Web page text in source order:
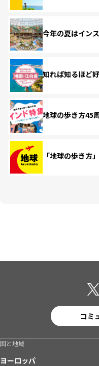
今年の夏はイン
知れば知るほど
地球の歩き方45
「地球の歩き方
コミ
国と地域
ヨーロッパ